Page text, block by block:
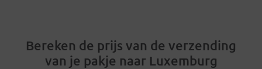
Bereken de prijs van de verzending
van je pakje naar Luxemburg